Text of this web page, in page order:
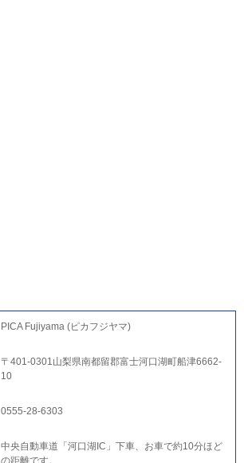
PICA Fujiyama (ピカフジヤマ)
〒401-0301山梨県南都留郡富士河口湖町船津6662-
10
0555-28-6303
中央自動車道「河口湖IC」下車、お車で約10分ほど